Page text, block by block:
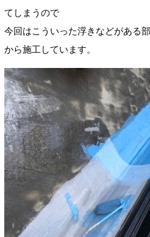
てしまうので
今回はこういった浮きなどがある
から施工しています。